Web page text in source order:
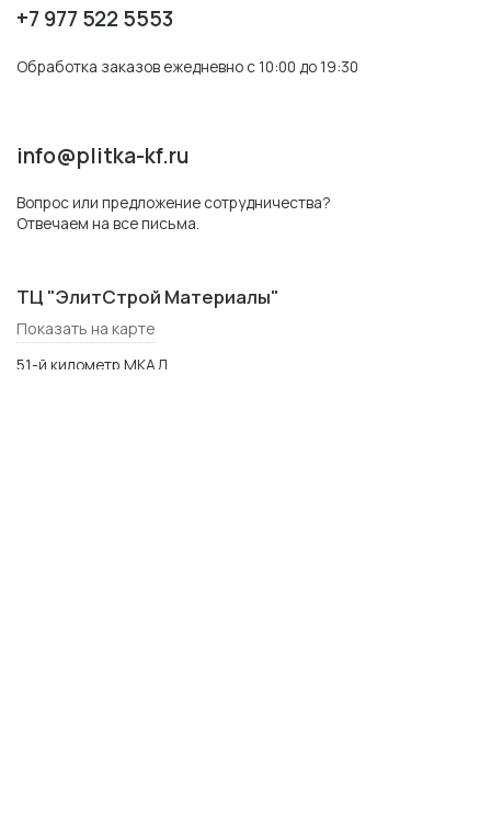
+7 977 522 5553
Обработка заказов ежедневно с 10:00 до 19:30
info@plitka-kf.ru
Вопрос или предложение сотрудничества?
Отвечаем на все письма.
ТЦ "ЭлитСтрой Материалы"
Показать на карте
51-й километр МКАД